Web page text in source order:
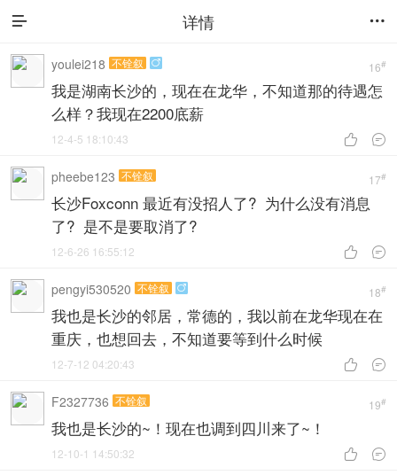
 详情 
16#
youlei218 不铨叙 
我是湖南长沙的，现在在龙华，不知道那的待遇怎
么样？我现在2200底薪
 
12-4-5 18:10:43
17#
pheebe123 不铨叙
长沙Foxconn 最近有没招人了? 为什么没有消息
了? 是不是要取消了?
 
12-6-26 16:55:12
18#
pengyi530520 不铨叙 
我也是长沙的邻居，常德的，我以前在龙华现在在
重庆，也想回去，不知道要等到什么时候
 
12-7-12 04:20:43
19#
F2327736 不铨叙
我也是长沙的~！现在也调到四川来了~！
 
12-10-1 14:50:32